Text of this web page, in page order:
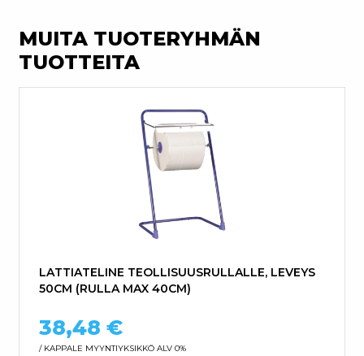
MUITA TUOTERYHMÄN
TUOTTEITA
LATTIATELINE TEOLLISUUSRULLALLE, LEVEYS
50CM (RULLA MAX 40CM)
38,48 €
/ KAPPALE MYYNTIYKSIKKÖ ALV 0%